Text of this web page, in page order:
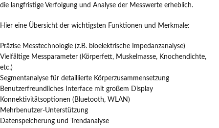
die langfristige Verfolgung und Analyse der Messwerte erheblich.
Hier eine Übersicht der wichtigsten Funktionen und Merkmale:
Präzise Messtechnologie (z.B. bioelektrische Impedanzanalyse)
Vielfältige Messparameter (Körperfett, Muskelmasse, Knochendichte,
etc.)
Segmentanalyse für detaillierte Körperzusammensetzung
Benutzerfreundliches Interface mit großem Display
Konnektivitätsoptionen (Bluetooth, WLAN)
Mehrbenutzer-Unterstützung
Datenspeicherung und Trendanalyse